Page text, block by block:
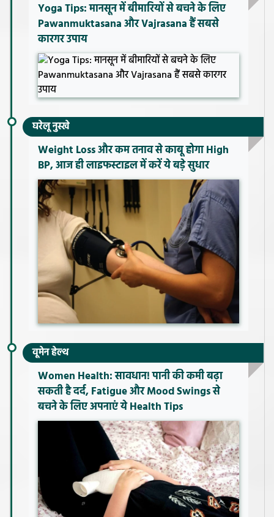
Yoga Tips: मानसून में बीमारियों से बचने के लिए
Pawanmuktasana और Vajrasana हैं सबसे
कारगर उपाय
घरेलू नुस्खे
Weight Loss और कम तनाव से काबू होगा High
BP, आज ही लाइफस्टाइल में करें ये बड़े सुधार
वूमेन हेल्थ
Women Health: सावधान! पानी की कमी बढ़ा
सकती है दर्द, Fatigue और Mood Swings से
बचने के लिए अपनाएं ये Health Tips